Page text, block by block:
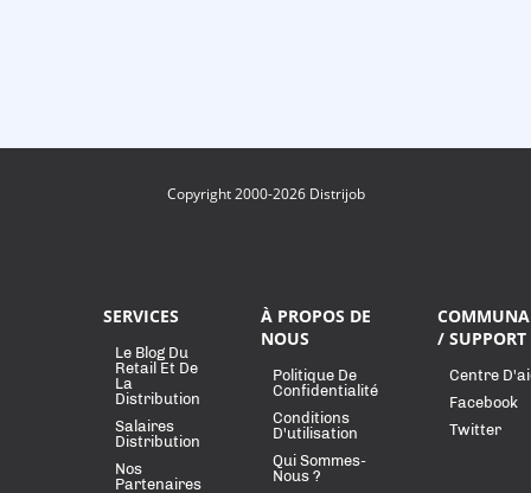
Copyright 2000-2026 Distrijob
SERVICES
Le Blog Du
Retail Et De
La
Distribution
Salaires
Distribution
Nos
Partenaires
À PROPOS DE
NOUS
Politique De
Confidentialité
Conditions
D'utilisation
Qui Sommes-
Nous ?
/ SUPPORT
Centre
Facebook
Twitter